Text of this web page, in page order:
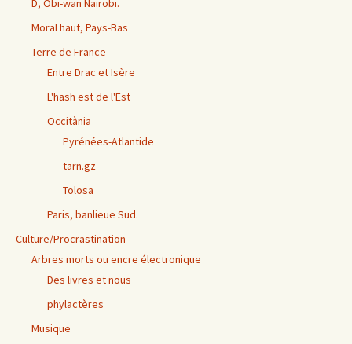
Moral haut, Pays-Bas
Terre de France
Entre Drac et Isère
L'hash est de l'Est
Occitània
Pyrénées-Atlantide
tarn.gz
Tolosa
Paris, banlieue Sud.
Culture/Procrastination
Arbres morts ou encre électronique
Des livres et nous
phylactères
Musique